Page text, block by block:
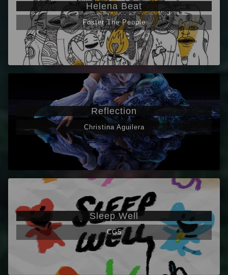
Helena Beat
Foster The People
Reflection
Christina Aguilera
Sleep Well
CG5